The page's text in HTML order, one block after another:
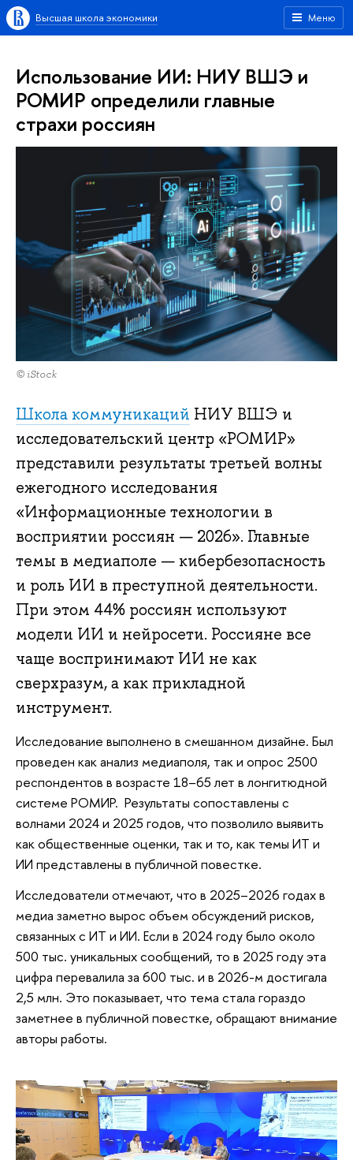
Меню
Высшая школа экономики
Использование ИИ: НИУ ВШЭ и
РОМИР определили главные
страхи россиян
© iStock
Школа коммуникаций НИУ ВШЭ и
исследовательский центр «РОМИР»
представили результаты третьей волны
ежегодного исследования
«Информационные технологии в
восприятии россиян — 2026». Главные
темы в медиаполе — кибербезопасность
и роль ИИ в преступной деятельности.
При этом 44% россиян используют
модели ИИ и нейросети. Россияне все
чаще воспринимают ИИ не как
сверхразум, а как прикладной
инструмент.
Исследование выполнено в смешанном дизайне. Был
проведен как анализ медиаполя, так и опрос 2500
респондентов в возрасте 18–65 лет в лонгитюдной
системе РОМИР. Результаты сопоставлены с
волнами 2024 и 2025 годов, что позволило выявить
как общественные оценки, так и то, как темы ИТ и
ИИ представлены в публичной повестке.
Исследователи отмечают, что в 2025–2026 годах в
медиа заметно вырос объем обсуждений рисков,
связанных с ИТ и ИИ. Если в 2024 году было около
500 тыс. уникальных сообщений, то в 2025 году эта
цифра перевалила за 600 тыс. и в 2026-м достигала
2,5 млн. Это показывает, что тема стала гораздо
заметнее в публичной повестке, обращают внимание
авторы работы.